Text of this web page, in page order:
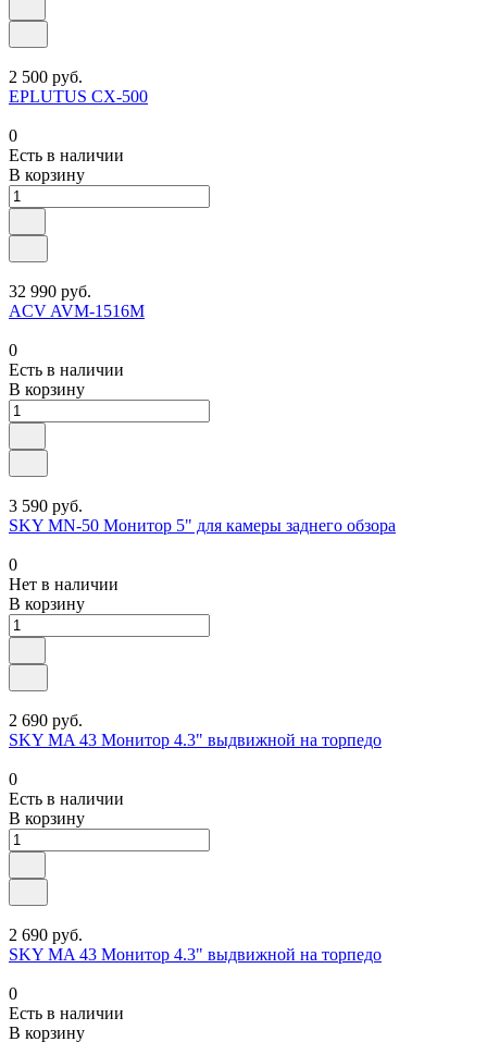
2 500 руб.
EPLUTUS CX-500
0
Есть в наличии
В корзину
32 990 руб.
ACV AVM-1516M
0
Есть в наличии
В корзину
3 590 руб.
SKY MN-50 Монитор 5" для камеры заднего обзора
0
Нет в наличии
В корзину
2 690 руб.
SKY MA 43 Монитор 4.3" выдвижной на торпедо
0
Есть в наличии
В корзину
2 690 руб.
SKY MA 43 Монитор 4.3" выдвижной на торпедо
0
Есть в наличии
В корзину